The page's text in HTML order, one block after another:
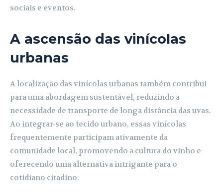
sociais e eventos.
A ascensão das vinícolas
urbanas
A localização das vinícolas urbanas também contribui
para uma abordagem sustentável, reduzindo a
necessidade de transporte de longa distância das uvas.
Ao integrar-se ao tecido urbano, essas vinícolas
frequentemente participam ativamente da
comunidade local, promovendo a cultura do vinho e
oferecendo uma alternativa intrigante para o
cotidiano citadino.